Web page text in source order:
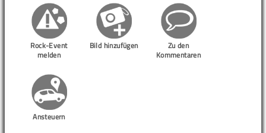
Rock-Event
melden
Bild hinzufügen
Zu den
Kommentaren
Ansteuern